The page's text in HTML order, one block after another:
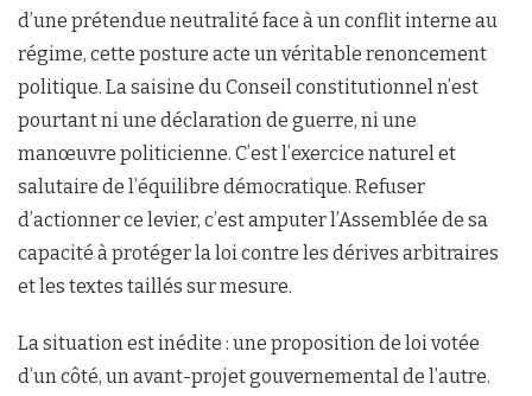
d’une prétendue neutralité face à un conflit interne au
régime, cette posture acte un véritable renoncement
politique. La saisine du Conseil constitutionnel n’est
pourtant ni une déclaration de guerre, ni une
manœuvre politicienne. C’est l’exercice naturel et
salutaire de l’équilibre démocratique. Refuser
d’actionner ce levier, c’est amputer l’Assemblée de sa
capacité à protéger la loi contre les dérives arbitraires
et les textes taillés sur mesure.
La situation est inédite : une proposition de loi votée
d’un côté, un avant-projet gouvernemental de l’autre.